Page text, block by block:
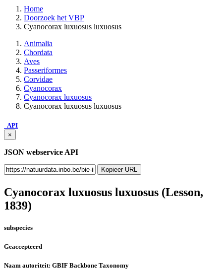
Home
Doorzoek het VBP
Cyanocorax luxuosus luxuosus
Animalia
Chordata
Aves
Passeriformes
Corvidae
Cyanocorax
Cyanocorax luxuosus
Cyanocorax luxuosus luxuosus
API
×
JSON webservice API
Kopieer URL
Cyanocorax luxuosus luxuosus (Lesson,
1839)
subspecies
Geaccepteerd
Naam autoriteit: GBIF Backbone Taxonomy